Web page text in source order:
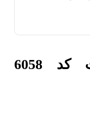
خرید پارکت لمینت کد 6058